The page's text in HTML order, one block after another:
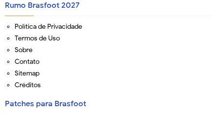
Rumo Brasfoot 2027
Política de Privacidade
Termos de Uso
Sobre
Contato
Sitemap
Créditos
Patches para Brasfoot